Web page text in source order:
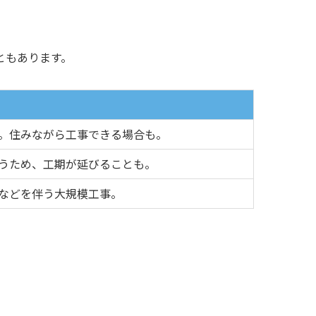
あります。
住みながら工事できる場合も。
ため、工期が延びることも。
どを伴う大規模工事。